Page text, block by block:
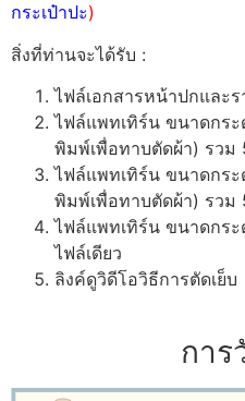
กระเป๋าปะ)
สิ่งที่ท่านจะได้รับ :
ไฟล์เอกสารหน้าปกและ
ไฟล์แพทเทิร์น ขนาดกร
พิมพ์เพื่อทาบตัดผ้า) รวม
ไฟล์แพทเทิร์น ขนาดกร
พิมพ์เพื่อทาบตัดผ้า) รวม
ไฟล์แพทเทิร์น ขนาดกร
ไฟล์เดียว
ลิงค์ดูวิดีโอวิธีการตัดเย็บ
การ